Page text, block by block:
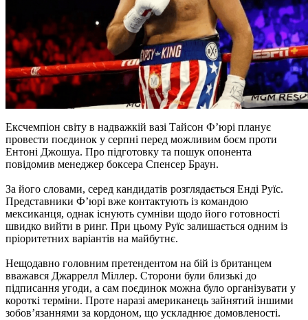
Ексчемпіон світу в надважкій вазі Тайсон Ф’юрі планує
провести поєдинок у серпні перед можливим боєм проти
Ентоні Джошуа. Про підготовку та пошук опонента
повідомив менеджер боксера Спенсер Браун.
За його словами, серед кандидатів розглядається Енді Руїс.
Представники Ф’юрі вже контактують із командою
мексиканця, однак існують сумніви щодо його готовності
швидко вийти в ринг. При цьому Руїс залишається одним із
пріоритетних варіантів на майбутнє.
Нещодавно головним претендентом на бій із британцем
вважався Джаррелл Міллер. Сторони були близькі до
підписання угоди, а сам поєдинок можна було організувати у
короткі терміни. Проте наразі американець зайнятий іншими
зобов’язаннями за кордоном, що ускладнює домовленості.